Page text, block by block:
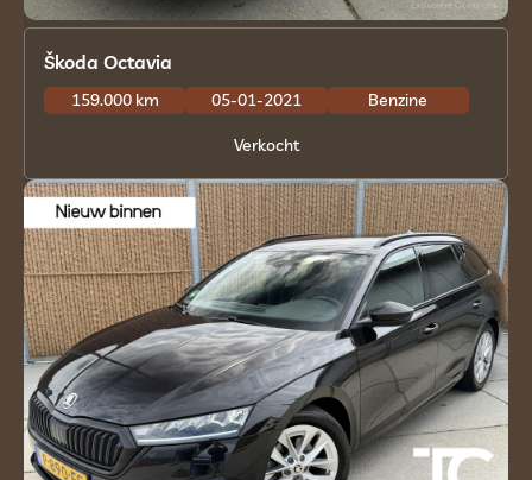
Škoda Octavia
159.000 km 05-01-2021 Benzine
Verkocht